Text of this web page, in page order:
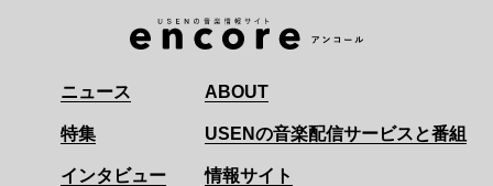
ニュース
特集
インタビュー
ABOUT
USENの音楽配信サービスと番組
情報サイト